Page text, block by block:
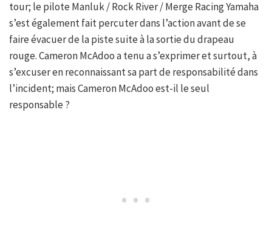
tour; le pilote Manluk / Rock River / Merge Racing Yamaha
s’est également fait percuter dans l’action avant de se
faire évacuer de la piste suite à la sortie du drapeau
rouge. Cameron McAdoo a tenu a s’exprimer et surtout, à
s’excuser en reconnaissant sa part de responsabilité dans
l’incident; mais Cameron McAdoo est-il le seul
responsable ?